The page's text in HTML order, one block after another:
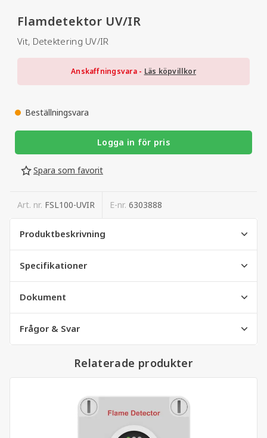
Flamdetektor UV/IR
Vit, Detektering UV/IR
Anskaffningsvara - Läs köpvillkor
Beställningsvara
Logga in för pris
Spara som favorit
Art. nr. FSL100-UVIR E-nr. 6303888
Produktbeskrivning
Specifikationer
Dokument
Frågor & Svar
Relaterade produkter